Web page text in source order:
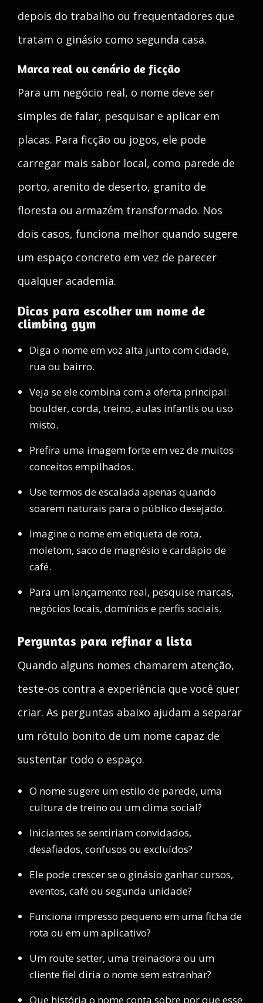
depois do trabalho ou frequentadores que
tratam o ginásio como segunda casa.
Marca real ou cenário de ficção
Para um negócio real, o nome deve ser
simples de falar, pesquisar e aplicar em
placas. Para ficção ou jogos, ele pode
carregar mais sabor local, como parede de
porto, arenito de deserto, granito de
floresta ou armazém transformado. Nos
dois casos, funciona melhor quando sugere
um espaço concreto em vez de parecer
qualquer academia.
Dicas para escolher um nome de
climbing gym
Diga o nome em voz alta junto com cidade,
rua ou bairro.
Veja se ele combina com a oferta principal:
boulder, corda, treino, aulas infantis ou uso
misto.
Prefira uma imagem forte em vez de muitos
conceitos empilhados.
Use termos de escalada apenas quando
soarem naturais para o público desejado.
Imagine o nome em etiqueta de rota,
moletom, saco de magnésio e cardápio de
café.
Para um lançamento real, pesquise marcas,
negócios locais, domínios e perfis sociais.
Perguntas para refinar a lista
Quando alguns nomes chamarem atenção,
teste-os contra a experiência que você quer
criar. As perguntas abaixo ajudam a separar
um rótulo bonito de um nome capaz de
sustentar todo o espaço.
O nome sugere um estilo de parede, uma
cultura de treino ou um clima social?
Iniciantes se sentiriam convidados,
desafiados, confusos ou excluídos?
Ele pode crescer se o ginásio ganhar cursos,
eventos, café ou segunda unidade?
Funciona impresso pequeno em uma ficha de
rota ou em um aplicativo?
Um route setter, uma treinadora ou um
cliente fiel diria o nome sem estranhar?
Que história o nome conta sobre por que esse